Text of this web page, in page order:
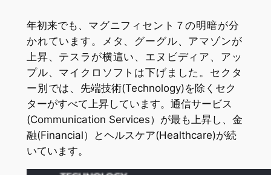
年初来でも、 マグニフィセント７の明暗が分
かれています。メタ、グーグル、アマゾンが
上昇、テスラが横這い、エヌビディア、アッ
プル、マイクロソフトは下げました。セクタ
ー別では、 先端技術(Technology)を除くセク
ターがすべて上昇しています。通信サービス
(Communication Services）が最も上昇し、金
融(Financial）とヘルスケア(Healthcare)が続
いています。